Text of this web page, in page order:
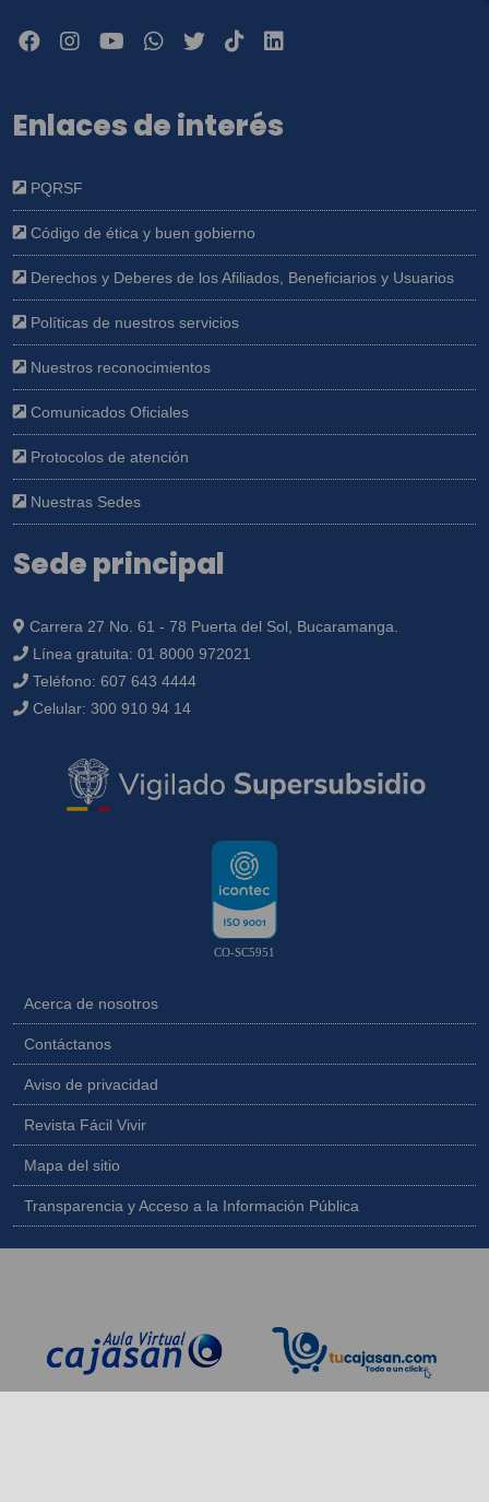
Enlaces de interés
PQRSF
Código de ética y buen gobierno
Derechos y Deberes de los Afiliados, Beneficiarios y Usuarios
Políticas de nuestros servicios
Nuestros reconocimientos
Comunicados Oficiales
Protocolos de atención
Nuestras Sedes
Sede principal
Carrera 27 No. 61 - 78 Puerta del Sol, Bucaramanga.
Línea gratuita: 01 8000 972021
Teléfono: 607 643 4444
Celular: 300 910 94 14
CO-SC5951
Acerca de nosotros
Contáctanos
Aviso de privacidad
Revista Fácil Vivir
Mapa del sitio
Transparencia y Acceso a la Información Pública